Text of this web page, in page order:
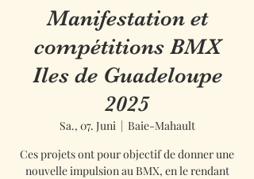
Manifestation et
compétitions BMX
Iles de Guadeloupe
2025
Sa., 07. Juni
  |
Baie-Mahault
Ces projets ont pour objectif de donner une
nouvelle impulsion au BMX, en le rendant